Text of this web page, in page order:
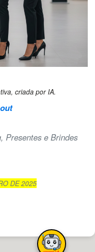
criada por IA.
Presentes e Brindes
DE 2025